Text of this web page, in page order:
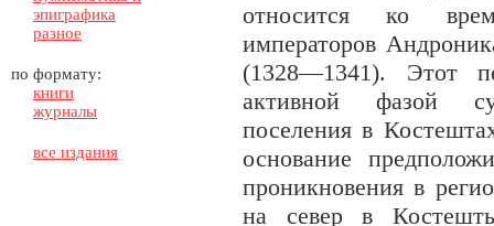
эпиграфика
разное
по формату:
книги
журналы
все издания
относится ко
императоров
(1328—1341). Этот
активной фазой
поселения в
основание
проникновения в
на север в